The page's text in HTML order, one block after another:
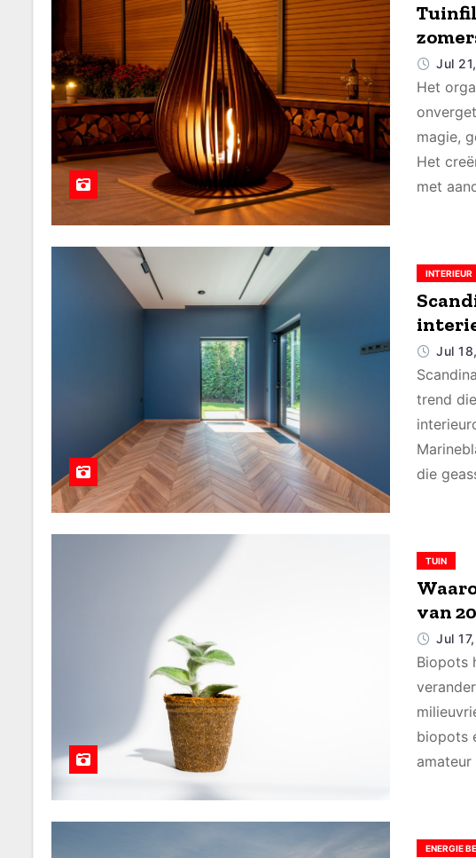
Jul
Het
magie,
Het
met
INTERIEUR
Jul
trend
die
TUIN
van
Jul
Biopots
biopots
ENERGIE